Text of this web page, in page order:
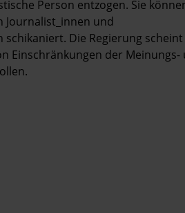
Person entzogen. Sie
und
Die Regierung
Einschränkungen der Meinungs-